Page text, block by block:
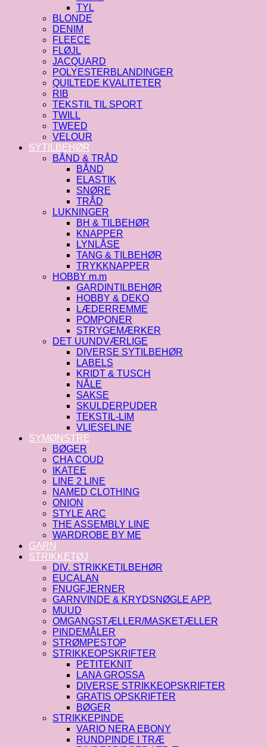
TYL
BLONDE
DENIM
FLEECE
FLØJL
JACQUARD
POLYESTERBLANDINGER
QUILTEDE KVALITETER
RIB
TEKSTIL TIL SPORT
TWILL
TWEED
VELOUR
SYTILBEHØR
BÅND & TRÅD
BÅND
ELASTIK
SNØRE
TRÅD
LUKNINGER
BH & TILBEHØR
KNAPPER
LYNLÅSE
TANG & TILBEHØR
TRYKKNAPPER
HOBBY m.m
GARDINTILBEHØR
HOBBY & DEKO
LÆDERREMME
POMPONER
STRYGEMÆRKER
DET UUNDVÆRLIGE
DIVERSE SYTILBEHØR
LABELS
KRIDT & TUSCH
NÅLE
SAKSE
SKULDERPUDER
TEKSTIL-LIM
VLIESELINE
SYMØNSTRE
BØGER
CHA COUD
IKATEE
LINE 2 LINE
NAMED CLOTHING
ONION
STYLE ARC
THE ASSEMBLY LINE
WARDROBE BY ME
GARN
STRIKKETØJ
DIV. STRIKKETILBEHØR
EUCALAN
FNUGFJERNER
GARNVINDE & KRYDSNØGLE APP.
MUUD
OMGANGSTÆLLER/MASKETÆLLER
PINDEMÅLER
STRØMPESTOP
STRIKKEOPSKRIFTER
PETITEKNIT
LANA GROSSA
DIVERSE STRIKKEOPSKRIFTER
GRATIS OPSKRIFTER
BØGER
STRIKKEPINDE
VARIO NERA EBONY
RUNDPINDE I TRÆ